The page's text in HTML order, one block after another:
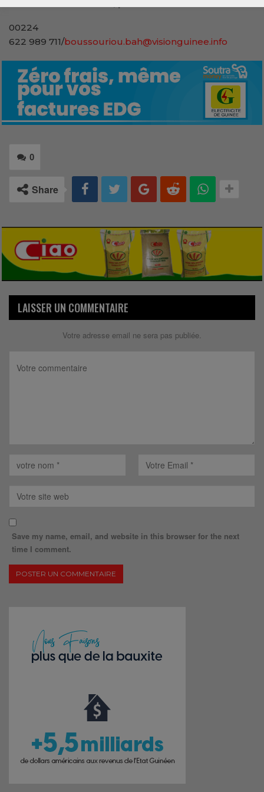
00224
622 989 711/boussouriou.bah@visionguinee.info
0
Share
LAISSER UN COMMENTAIRE
Votre adresse email ne sera pas publiée.
Save my name, email, and website in this browser for the next
time I comment.